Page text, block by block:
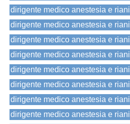
dirigente medico anestesia e
dirigente medico anestesia e
dirigente medico anestesia e
dirigente medico anestesia e
dirigente medico anestesia e
dirigente medico anestesia e
dirigente medico anestesia e
dirigente medico anestesia e